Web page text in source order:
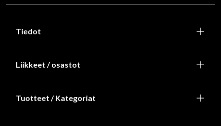
Tiedot
Liikkeet / osastot
Tuotteet / Kategoriat